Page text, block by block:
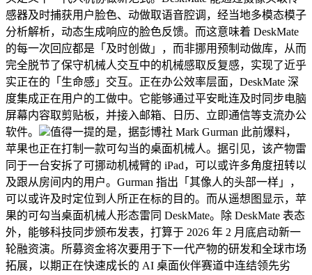
感器及时捕获用户脸色、动做取语音腔调，经当地多模态模子
分析解析，动态生成响应的脸色反馈。而这意味着 DeskMate
的每一次回应都是「及时创做」，而非挪用预制动做库，从而
完全脱节了保守机械人交互中的机械感取反复感，实现了近乎
实正在的「生命感」交互。正在办公效率层面，DeskMate 深
度集成正在用户的工做中。它能够通过平安毗连及时同步电脑
屏幕内容取剪贴板，并接入邮箱、日历、立即通信等支流办公
软件。
值得一提的是，据彭博社 Mark Gurman 此前爆料，
苹果也正在打制一款可勾当的桌面机械人。据引见，该产物雷
同于一台安拆了可挪动机械臂的 iPad，可以或许多角度扭转以
及跟从房间内的用户。Gurman 指出「其像人的头部一样」，
可以或许及时定位到人所正在标的目的。而从遥想图显示，苹
果的可勾当桌面机械人形态雷同 DeskMate。除 DeskMate 表态
外，能够科技同步颁布发表，打算于 2026 年 2 月底启动新一
轮融资演。所募资金将次要用于下一代产物的研发和全球市场
拓展，以期正在快速成长的 AI 桌面伙伴赛道中连结领先劣